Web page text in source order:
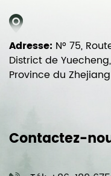
Adresse: N° 75,
District de
Province du Zhejiang
Contactez-